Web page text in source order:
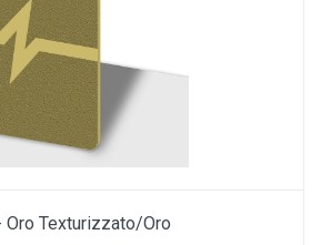
Texturizzato/Oro